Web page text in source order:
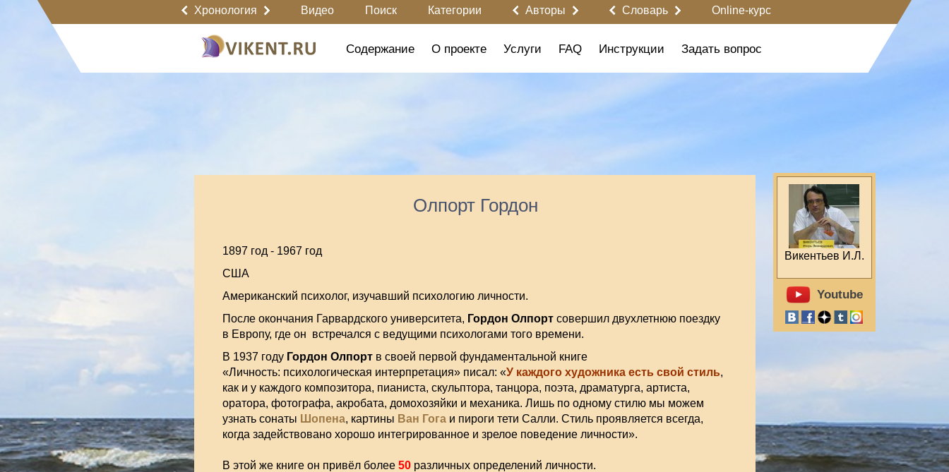
Хронология Видео Поиск Категории Авторы Словарь Online-курс
Содержание О проекте Услуги FAQ Инструкции Задать вопрос
Викентьев И.Л.
Youtube
Олпорт Гордон
1897 год - 1967 год
США
Американский психолог, изучавший психологию личности.
После окончания Гарвардского университета, Гордон Олпортсовершил двухлетнюю поездку
в Европу, где он встречался с ведущими психологами того времени.
В 1937 году Гордон Олпортв своей первой фундаментальной книге
«Личность: психологическая интерпретация» писал: «У каждого художника есть свой стиль,
как и у каждого композитора, пианиста, скульптора, танцора, поэта, драматурга, артиста,
оратора, фотографа, акробата, домохозяйки и механика. Лишь по одному стилю мы можем
узнать сонаты Шопена, картины Ван Гогаи пироги тети Салли. Стиль проявляется всегда,
когда задействовано хорошо интегрированное и зрелое поведение личности».
В этой же книге он привёл более 50различных определений личности.